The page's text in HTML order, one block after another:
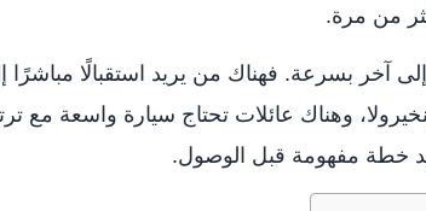
من مرة.
آخر بسرعة. فهناك من يريد استقبالًا
وهناك عائلات تحتاج سيارة واسعة
خطة مفهومة قبل الوصول.